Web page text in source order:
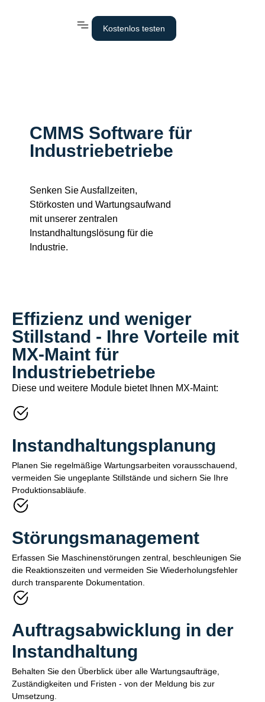
Kostenlos testen
CMMS Software für
Industriebetriebe
Senken Sie Ausfallzeiten,
Störkosten und Wartungsaufwand
mit unserer zentralen
Instandhaltungslösung für die
Industrie.
Effizienz und weniger
Stillstand - Ihre Vorteile mit
MX-Maint für
Industriebetriebe
Diese und weitere Module bietet Ihnen MX-Maint:
Instandhaltungsplanung
Planen Sie regelmäßige Wartungsarbeiten vorausschauend,
vermeiden Sie ungeplante Stillstände und sichern Sie Ihre
Produktionsabläufe.
Störungsmanagement
Erfassen Sie Maschinenstörungen zentral, beschleunigen Sie
die Reaktionszeiten und vermeiden Sie Wiederholungsfehler
durch transparente Dokumentation.
Auftragsabwicklung in der
Instandhaltung
Behalten Sie den Überblick über alle Wartungsaufträge,
Zuständigkeiten und Fristen - von der Meldung bis zur
Umsetzung.